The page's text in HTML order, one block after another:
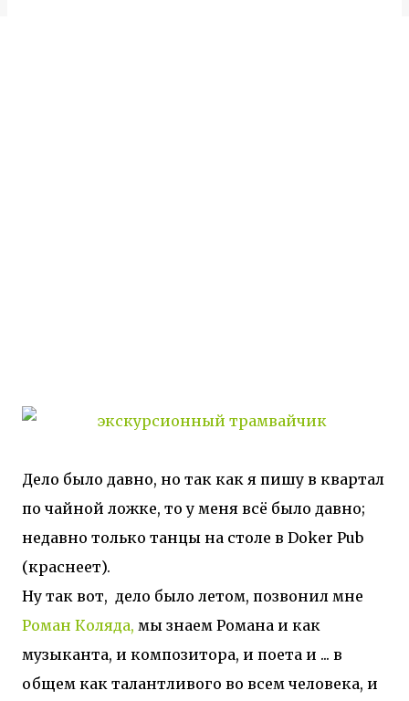
Дело было давно, но так как я пишу в квартал
по чайной ложке, то у меня всё было давно;
недавно только танцы на столе в Doker Pub
(краснеет).
Ну так вот, дело было летом, позвонил мне
Роман Коляда, мы знаем Романа и как
музыканта, и композитора, и поета и ... в
общем как талантливого во всем человека, и